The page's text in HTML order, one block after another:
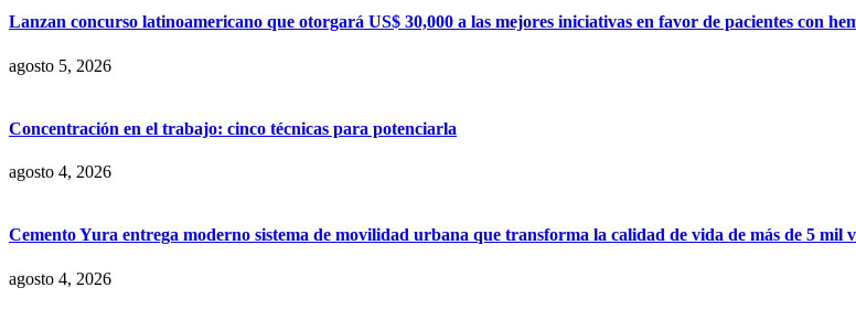
Lanzan concurso latinoamericano que otorgará US$ 30,000 a las mejores iniciativas en favor de pacientes con
agosto 5, 2026
Concentración en el trabajo: cinco técnicas para potenciarla
agosto 4, 2026
Cemento Yura entrega moderno sistema de movilidad urbana que transforma la calidad de vida de más de 5 mil
agosto 4, 2026